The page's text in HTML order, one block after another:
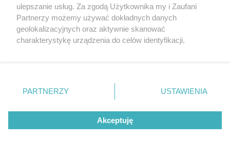
© 2026 Grupa ZPR Media
ulepszanie usług. Za zgodą Użytkownika my i Zaufani
Partnerzy możemy używać dokładnych danych
geolokalizacyjnych oraz aktywnie skanować
charakterystykę urządzenia do celów identyfikacji.
zmienić/wycofać klikając przycisk ustawień prywatności
znajdujący się w lewym dolnym rogu strony
rodzaje przetwarzania danych nie wymagają zgody
użytkownika, ale masz prawo sprzeciwić się takiemu
przetwarzaniu. Preferencje będą miały zastosowanie tylko
PARTNERZY USTAWIENIA
Akceptuję